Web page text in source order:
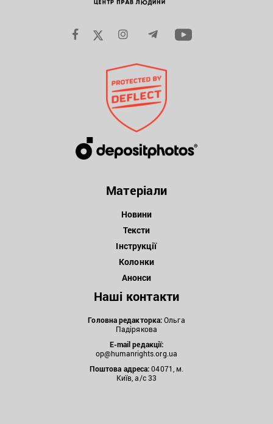
Матеріали
Новини
Тексти
Інструкції
Колонки
Анонси
Наші контакти
Головна редакторка:Ольга
Падірякова
E-mail редакції:
op@humanrights.org.ua
Поштова адреса:04071, м.
Київ, а/с 33